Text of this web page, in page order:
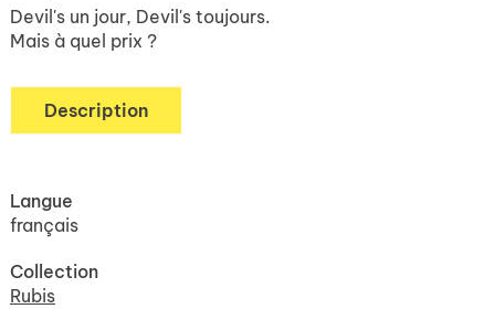
Devil's un jour, Devil's toujours.
Mais à quel prix ?
Description
Langue
français
Collection
Rubis